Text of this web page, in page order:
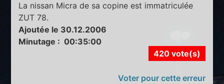
La nissan Micra de sa copine est immatriculée
ZUT 78.
Ajoutée le 30.12.2006
Minutage : 00:35:00
420 vote(s)
Voter pour cette erreur